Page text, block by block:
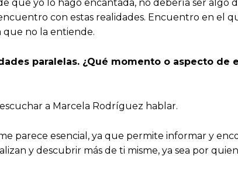
que yo lo hago encantada, no debería ser algo
con estas realidades. Encuentro en el
no la entiende.
paralelas. ¿Qué momento o aspecto de
a Marcela Rodríguez hablar.
parece esencial, ya que permite informar y
y descubrir más de ti misme, ya sea por